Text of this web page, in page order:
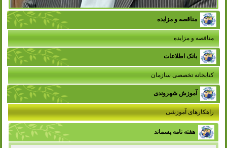
مناقصه و مزایده
مناقصه و مزایده
بانک اطلاعات
کتابخانه تخصصی سازمان
آموزش شهروندی
راهکارهای آموزشی
هفته نامه پسماند